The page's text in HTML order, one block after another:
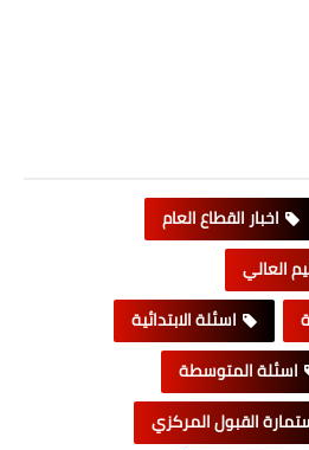
اخبار القطاع العام
العالي
اسئلة الابتدائية
اسئلة المتوسطة
القبول المركزي